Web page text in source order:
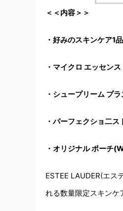
＜＜内容＞＞
・好みのスキンケア1
・マイクロ エッセン
・シュープリーム プ
・パーフェクショ二
・オリジナル ポーチ
ESTEE LAUDER(エス
れる数量限定スキンケ